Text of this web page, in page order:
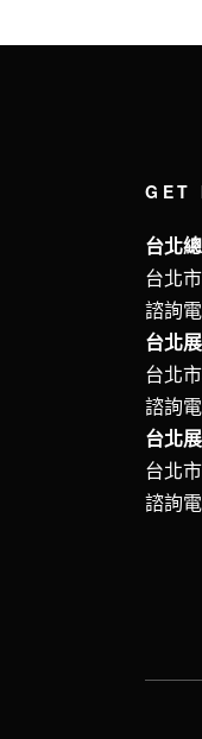
GET
台北
台北
諮詢
台北
台北
諮詢
台北
台北
諮詢